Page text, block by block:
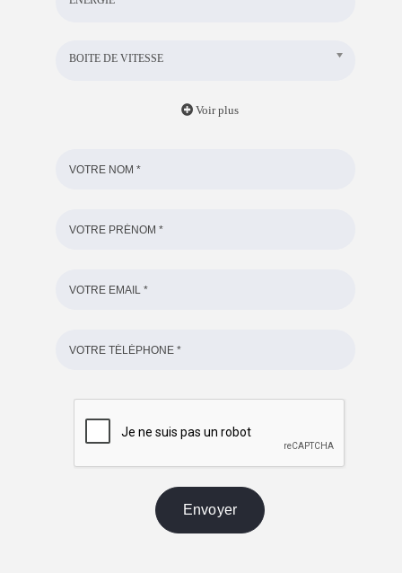
BOITE DE VITESSE
Voir plus